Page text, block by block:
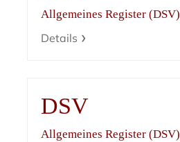
Allgemeines Register (DSV)
Details
DSV
Allgemeines Register (DSV)